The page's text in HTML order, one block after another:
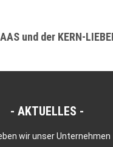
und der KERN-
AKTUELLES
wir unser Unternehmen